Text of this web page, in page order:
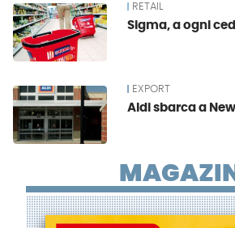
RETAIL
Sigma, a ogni
EXPORT
Aldi sbarca a